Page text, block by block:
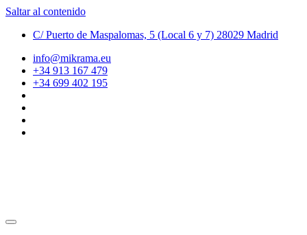
Saltar al contenido
C/ Puerto de Maspalomas, 5 (Local 6 y 7) 28029 Madrid
info@mikrama.eu
+34 913 167 479
+34 699 402 195